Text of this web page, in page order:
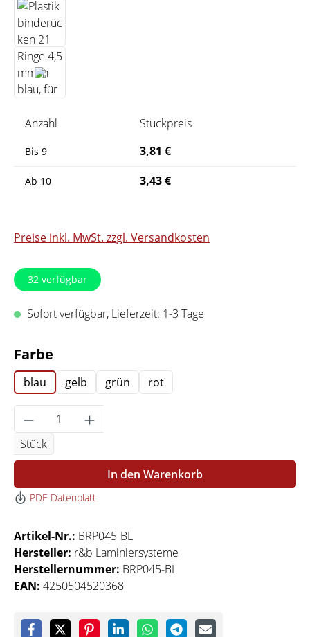
Anzahl Stückpreis
Bis 9 3,81 €
Ab 10 3,43 €
Preise inkl. MwSt. zzgl. Versandkosten
32 verfügbar
Sofort verfügbar, Lieferzeit: 1-3 Tage
Farbe
blau gelb grün rot
Produkt Anzahl: Gib den gewünschten
Stück
In den Warenkorb
PDF-Datenblatt
Artikel-Nr.: BRP045-BL
Hersteller: r&b Laminiersysteme
Herstellernummer: BRP045-BL
EAN: 4250504520368